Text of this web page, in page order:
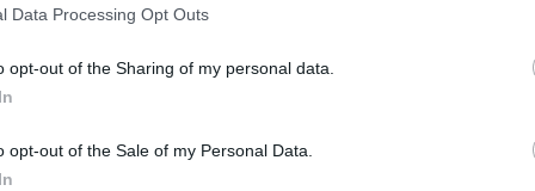
Data Processing Opt Outs
opt-out of the Sharing of my personal data.
opt-out of the Sale of my Personal Data.
į